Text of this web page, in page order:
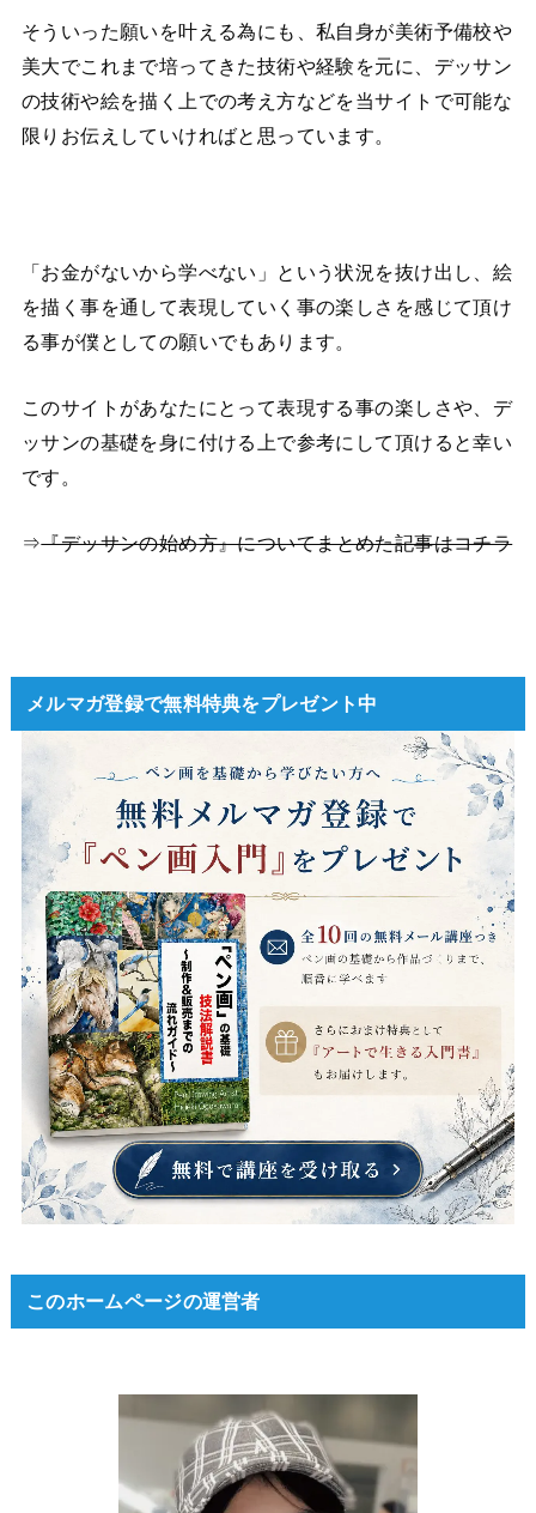
そういった願いを叶える為にも、私自身が美術予備校や
美大でこれまで培ってきた技術や経験を元に、デッサン
の技術や絵を描く上での考え方などを当サイトで可能な
限りお伝えしていければと思っています。
「お金がないから学べない」という状況を抜け出し、絵
を描く事を通して表現していく事の楽しさを感じて頂け
る事が僕としての願いでもあります。
このサイトがあなたにとって表現する事の楽しさや、デ
ッサンの基礎を身に付ける上で参考にして頂けると幸い
です。
⇒『デッサンの始め方』についてまとめた記事はコチラ
メルマガ登録で無料特典をプレゼント中
このホームページの運営者